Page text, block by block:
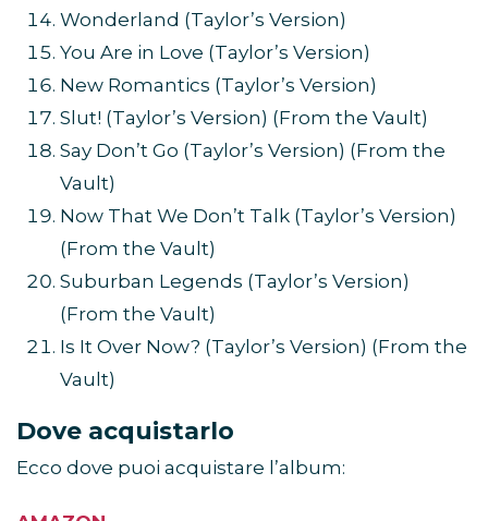
Wonderland (Taylor’s Version)
You Are in Love (Taylor’s Version)
New Romantics (Taylor’s Version)
Slut! (Taylor’s Version) (From the Vault)
Say Don’t Go (Taylor’s Version) (From the
Vault)
Now That We Don’t Talk (Taylor’s Version)
(From the Vault)
Suburban Legends (Taylor’s Version)
(From the Vault)
Is It Over Now? (Taylor’s Version) (From the
Vault)
Dove acquistarlo
Ecco dove puoi acquistare l’album: